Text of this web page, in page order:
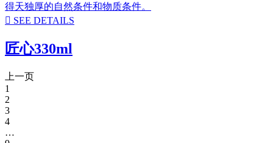
得天独厚的自然条件和物质条件。
 SEE DETAILS
匠心330ml
上一页
1
2
3
4
…